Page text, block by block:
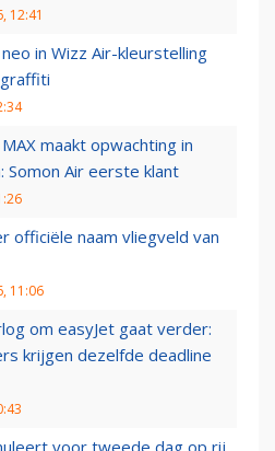
12:41
in Wizz Air-kleurstelling
maakt opwachting in
Somon Air eerste klant
officiële naam vliegveld van
11:06
om easyJet gaat verder:
krijgen dezelfde deadline